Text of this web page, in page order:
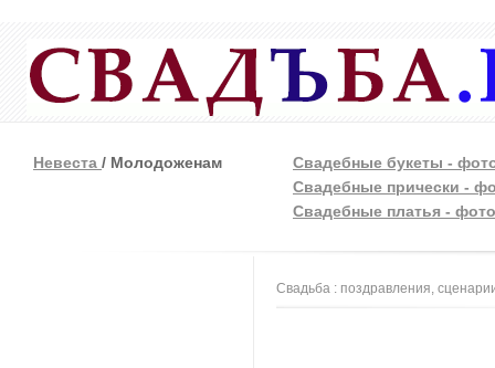
Невеста / Молодоженам
Свадебные букеты -
Свадебные прически -
Свадебные платья - фото
Вы здесь
Свадьба : поздравления,